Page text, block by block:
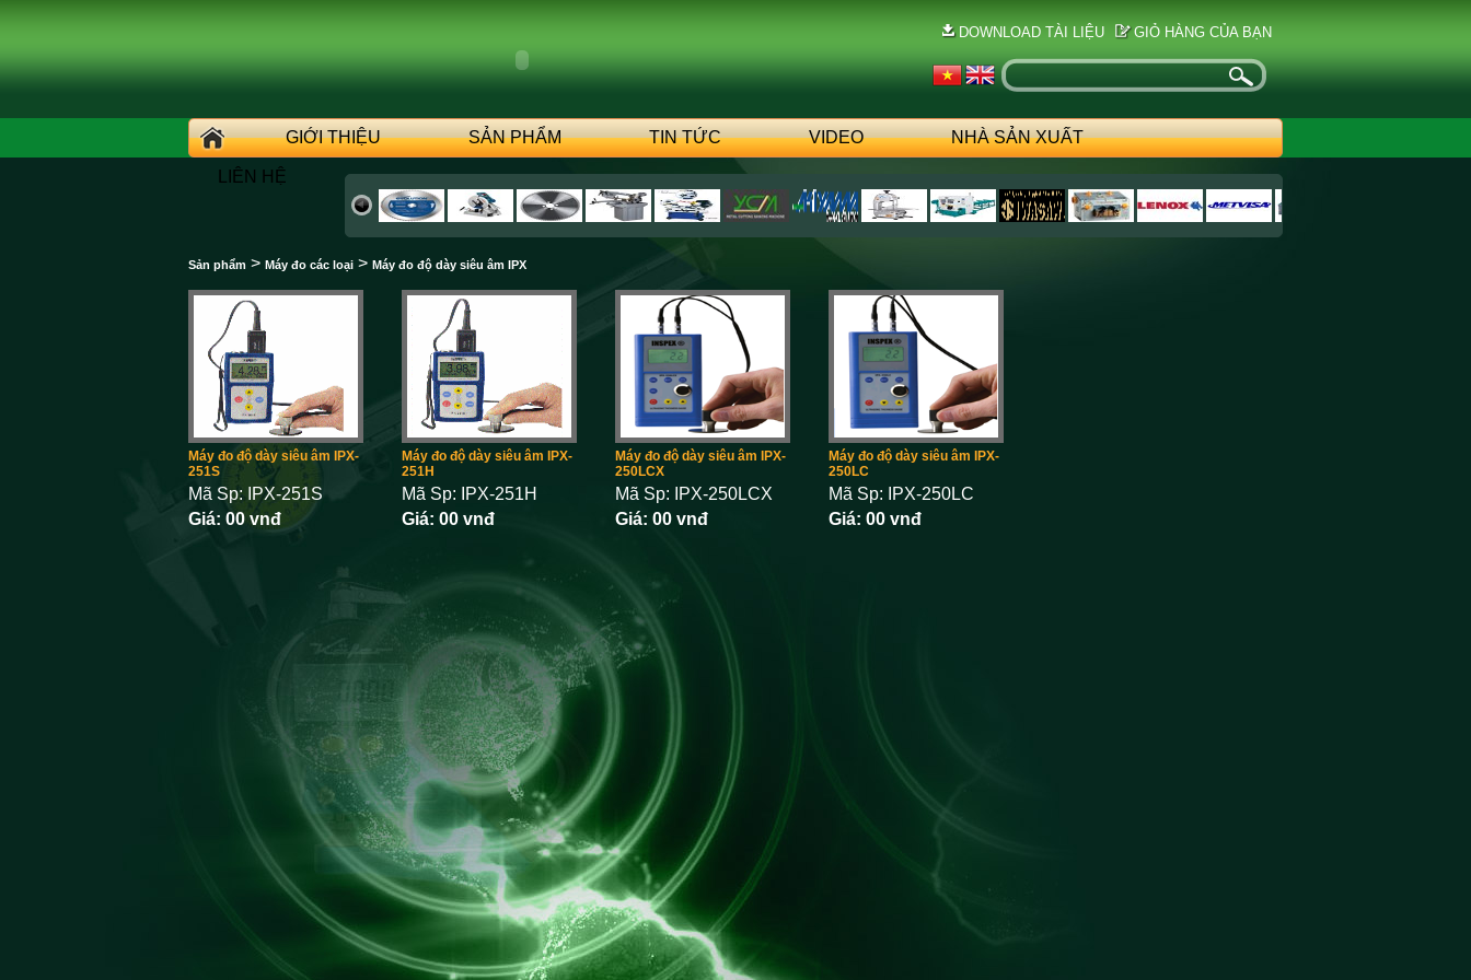
DOWNLOAD TÀI LIỆU GIỎ HÀNG CỦA BẠN
GIỚI THIỆU SẢN PHẨM TIN TỨC VIDEO NHÀ SẢN XUẤT
LIÊN HỆ
Sản phẩm > Máy đo các loại > Máy đo độ dày siêu âm IPX
Máy đo độ dày siêu âm IPX-
251S
Mã Sp: IPX-251S
Giá: 00 vnđ
Máy đo độ dày siêu âm IPX-
251H
Mã Sp: IPX-251H
Giá: 00 vnđ
Máy đo độ dày siêu âm IPX-
250LCX
Mã Sp: IPX-250LCX
Giá: 00 vnđ
Máy đo độ dày siêu âm IPX-
250LC
Mã Sp: IPX-250LC
Giá: 00 vnđ